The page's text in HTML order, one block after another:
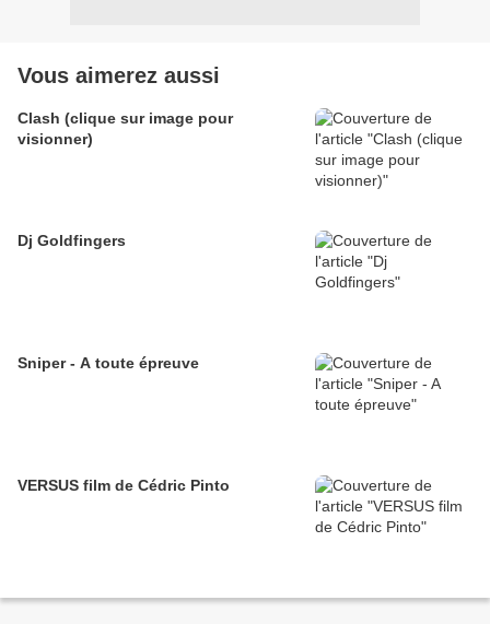
Vous aimerez aussi
Clash (clique sur image pour
visionner)
Dj Goldfingers
Sniper - A toute épreuve
VERSUS film de Cédric Pinto